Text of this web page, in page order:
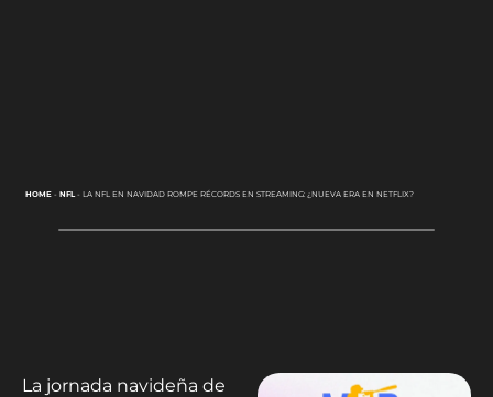
HOME- NFL- LA NFL EN NAVIDAD ROMPE RÉCORDS EN STREAMING: ¿NUEVA ERA EN NETFLIX?
La jornada navideña de